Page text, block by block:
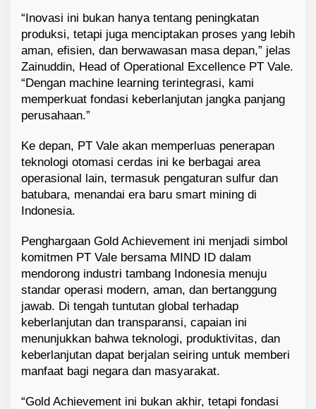
“Inovasi ini bukan hanya tentang peningkatan
produksi, tetapi juga menciptakan proses yang lebih
aman, efisien, dan berwawasan masa depan,” jelas
Zainuddin, Head of Operational Excellence PT Vale.
“Dengan machine learning terintegrasi, kami
memperkuat fondasi keberlanjutan jangka panjang
perusahaan.”
Ke depan, PT Vale akan memperluas penerapan
teknologi otomasi cerdas ini ke berbagai area
operasional lain, termasuk pengaturan sulfur dan
batubara, menandai era baru smart mining di
Indonesia.
Penghargaan Gold Achievement ini menjadi simbol
komitmen PT Vale bersama MIND ID dalam
mendorong industri tambang Indonesia menuju
standar operasi modern, aman, dan bertanggung
jawab. Di tengah tuntutan global terhadap
keberlanjutan dan transparansi, capaian ini
menunjukkan bahwa teknologi, produktivitas, dan
keberlanjutan dapat berjalan seiring untuk memberi
manfaat bagi negara dan masyarakat.
“Gold Achievement ini bukan akhir, tetapi fondasi